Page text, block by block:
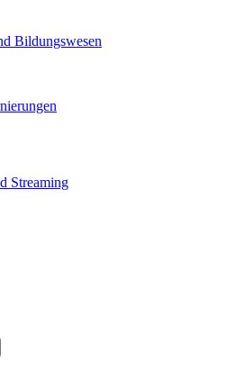
Bildungswesen
Streaming